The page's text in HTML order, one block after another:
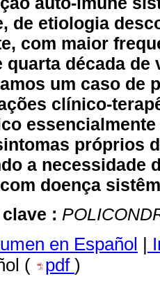
de etiologia
com maior
quarta década de
um caso de
clínico-
próprios
a necessidade
doença
:
en Español |
( pdf )